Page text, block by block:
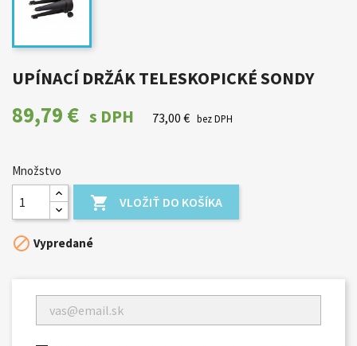
UPÍNACÍ DRŽÁK TELESKOPICKÉ SONDY
89,79 € s DPH 73,00 € bez DPH
Množstvo
 VLOŽIŤ DO KOŠÍKA
 Vypredané